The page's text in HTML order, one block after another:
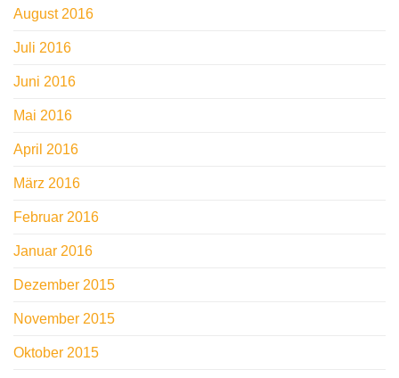
August 2016
Juli 2016
Juni 2016
Mai 2016
April 2016
März 2016
Februar 2016
Januar 2016
Dezember 2015
November 2015
Oktober 2015